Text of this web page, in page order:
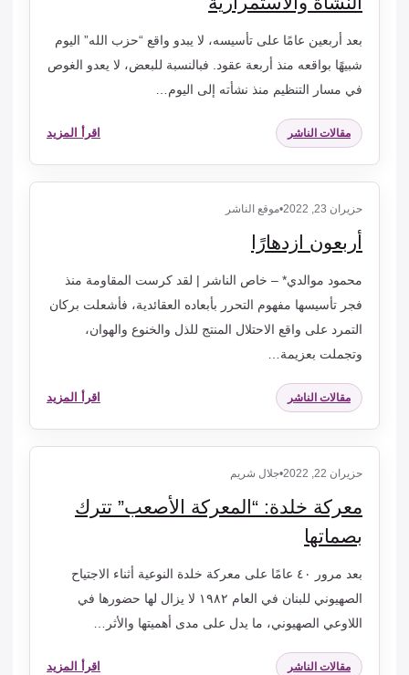
بعد أربعين عامًا على تأسيسه، لا يبدو واقع “حزب الله” اليوم
شبيهًا بواقعه منذ أربعة عقود. فبالنسبة للبعض، لا يعدو الغوص
في مسار التنظيم منذ نشأته إلى اليوم…
مقالات الناشر اقرأ المزيد
حزيران 23, 2022 •موقع الناشر
أربعون ازدهارًا
محمود موالدي* – خاص الناشر | لقد كرست المقاومة منذ
فجر تأسيسها مفهوم التحرر بأبعاده العقائدية، فأشعلت بركان
التمرد على واقع الاحتلال المنتج للذل والخنوع والهوان،
وتجملت بعزيمة…
مقالات الناشر اقرأ المزيد
حزيران 22, 2022 •جلال شريم
معركة خلدة: “المعركة الأصعب” تترك
بصماتها
بعد مرور ٤٠ عامًا على معركة خلدة النوعية أثناء الاجتياح
الصهيوني للبنان في العام ١٩٨٢ لا يزال لها حضورها في
اللاوعي الصهيوني، ما يدل على مدى أهميتها والأثر…
مقالات الناشر اقرأ المزيد